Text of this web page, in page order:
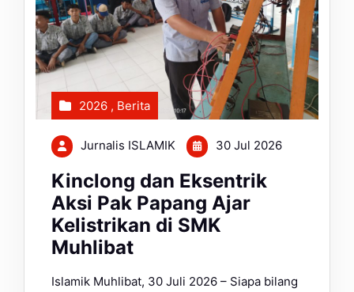
2026 , Berita
Jurnalis ISLAMIK 30 Jul 2026
Kinclong dan Eksentrik
Aksi Pak Papang Ajar
Kelistrikan di SMK
Muhlibat
Islamik Muhlibat, 30 Juli 2026 – Siapa bilang